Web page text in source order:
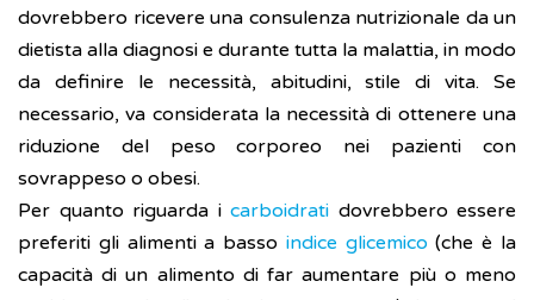
dovrebbero ricevere una consulenza nutrizionale da un
dietista alla diagnosi e durante tutta la malattia, in modo
da definire le necessità, abitudini, stile di vita. Se
necessario, va considerata la necessità di ottenere una
riduzione del peso corporeo nei pazienti con
sovrappeso o obesi.
Per quanto riguarda i carboidrati dovrebbero essere
preferiti gli alimenti a basso indice glicemico (che è la
capacità di un alimento di far aumentare più o meno